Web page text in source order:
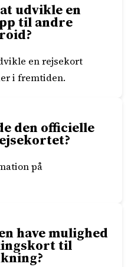
udvikle en
til andre
en rejsekort
i fremtiden.
den officielle
på
have mulighed
til